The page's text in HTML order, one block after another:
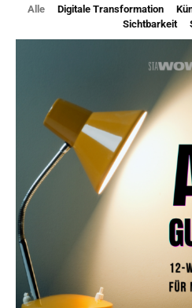
Digitale Transformation
Sichtbarkeit
Alle